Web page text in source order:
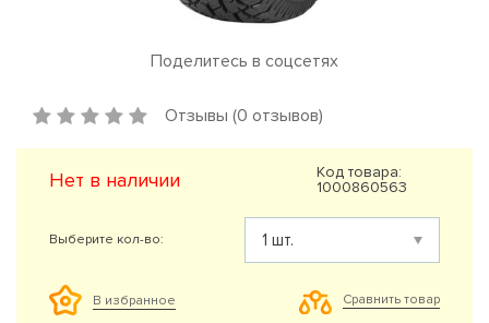
Поделитесь в соцсетях
Отзывы (0 отзывов)
Нет в наличии
Код товара:
1000860563
Выберите кол-во:
В избранное Сравнить товар